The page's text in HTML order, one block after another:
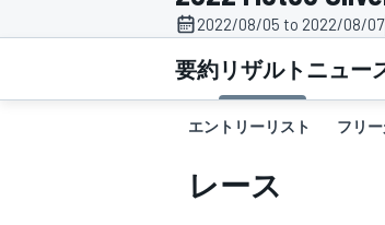
スーパーフォーミュラ
2022/08/05 to 2022/08/07
要約リザルト ニュー
エントリーリスト フリ
レース